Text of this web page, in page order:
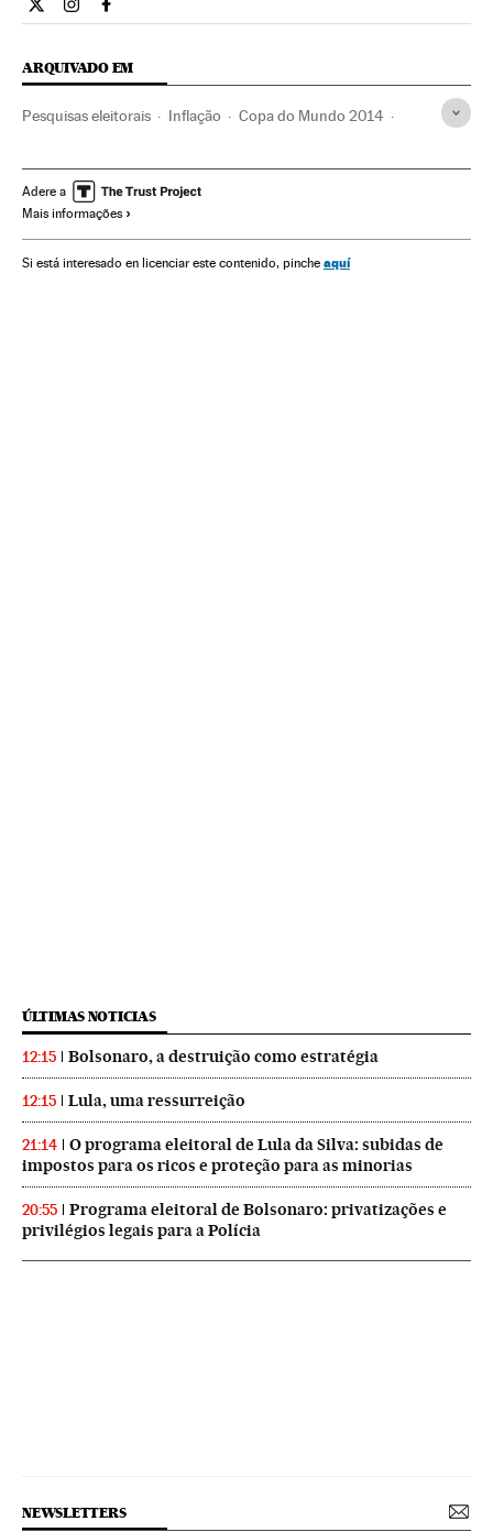
Internacional El País Brasil en Twitter
Internacional El País Brasil en Instagram
Internacional El País Brasil en Facebook
ARQUIVADO EM
Pesquisas eleitorais Inflação Copa do Mundo 2014
Futebol Brasil Competições
América Latina
Economia Política
Adere a
Mais informações
Si está interesado en licenciar este contenido, pinche aquí
ÚLTIMAS NOTICIAS
12:15 Bolsonaro, a destruição como estratégia
12:15 Lula, uma ressurreição
21:14
O programa eleitoral de Lula da Silva: subidas de
impostos para os ricos e proteção para as minorias
20:55
Programa eleitoral de Bolsonaro: privatizações e
privilégios legais para a Polícia
NEWSLETTERS